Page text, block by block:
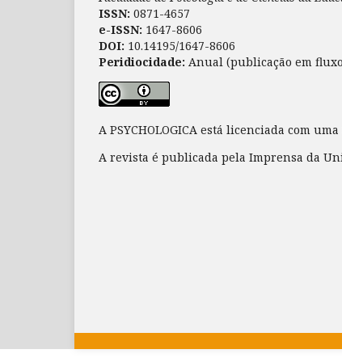
ISSN: 0871-4657
e-ISSN: 1647-8606
DOI: 10.14195/1647-8606
Peridiocidade: Anual (publicação em
A PSYCHOLOGICA está licenciada com
A revista é publicada pela Imprensa da